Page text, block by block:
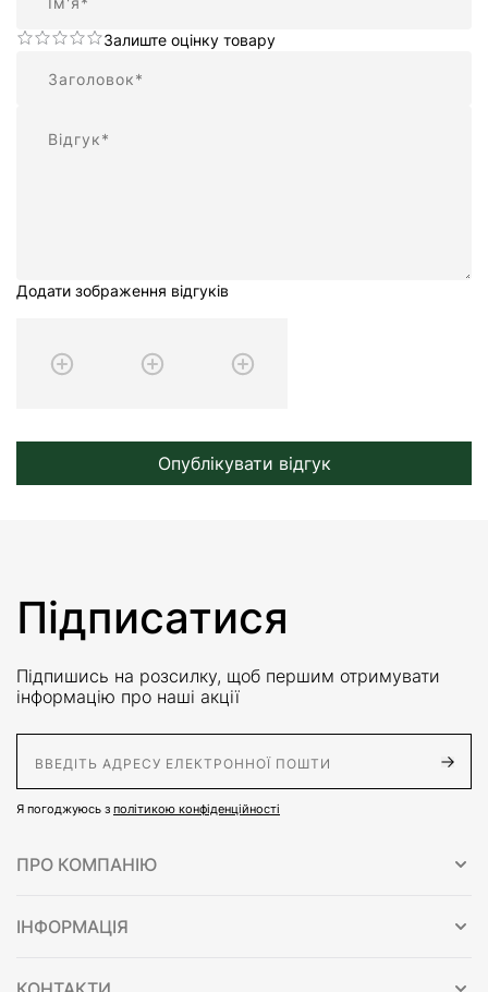
Залиште оцінку товару
Додати зображення відгуків
Опублікувати відгук
Підписатися
Підпишись на розсилку, щоб першим отримувати
інформацію про наші акції
Я погоджуюсь з політикою конфіденційності
ПРО КОМПАНІЮ
ІНФОРМАЦІЯ